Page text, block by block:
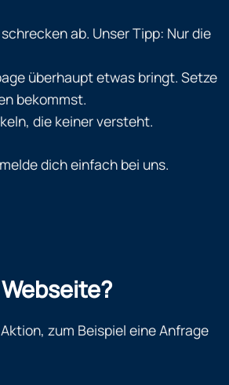
ab. Unser Tipp: Nur die
überhaupt etwas bringt. Setze
bekommst.
die keiner versteht.
dich einfach bei uns.
zum Beispiel eine Anfrage